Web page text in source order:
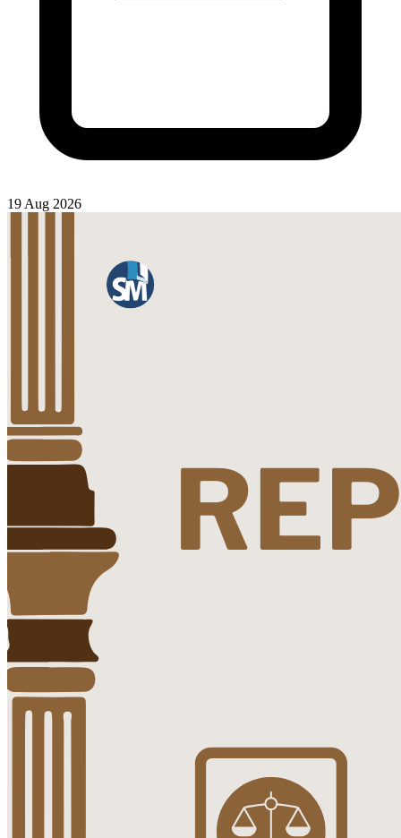
19 Aug 2026